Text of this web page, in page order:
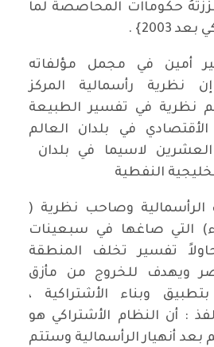
حكوماات المحاصصة لما
2003} .
أمين في مجمل مؤلفاته
نظرية رأسمالية المركز
نظرية في تفسير الطبيعة
في بلدان العالم
لاسيما في بلدان
النفطية
وصاحب نظرية (
التي صاغها في سبعينات
تفسير تخلف المنطقة
ويهدف للخروج من مأزق
وبناء الأشتراكية ،
: أن النظام الأشتراكي هو
أنهيار الرأسمالية وستتم